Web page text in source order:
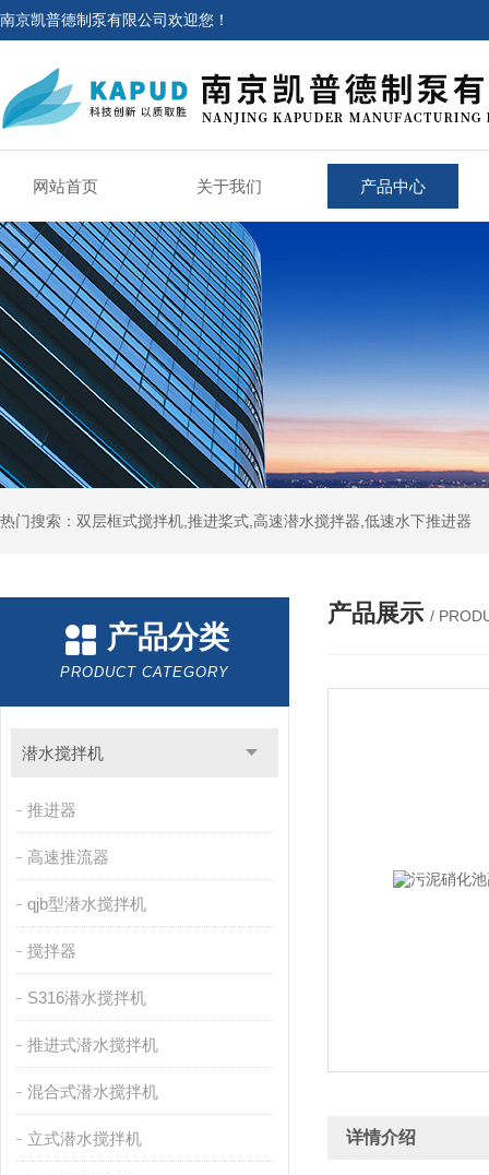
南京凯普德制泵有限公司欢迎您！
网站首页 关于我们 产品中心
热门搜索：双层框式搅拌机,推进桨式,高速潜水搅拌器,低速水下推进器
产品分类
PRODUCT CATEGORY
潜水搅拌机
推进器
高速推流器
qjb型潜水搅拌机
搅拌器
S316潜水搅拌机
推进式潜水搅拌机
混合式潜水搅拌机
立式潜水搅拌机
产品展示 /
详情介绍